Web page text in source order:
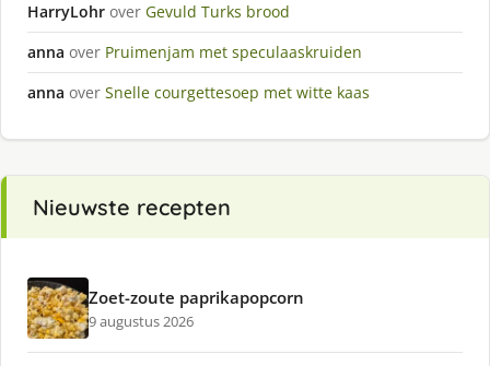
HarryLohr over Gevuld Turks brood
anna over Pruimenjam met speculaaskruiden
anna over Snelle courgettesoep met witte kaas
Nieuwste recepten
Zoet-zoute paprikapopcorn
9 augustus 2026